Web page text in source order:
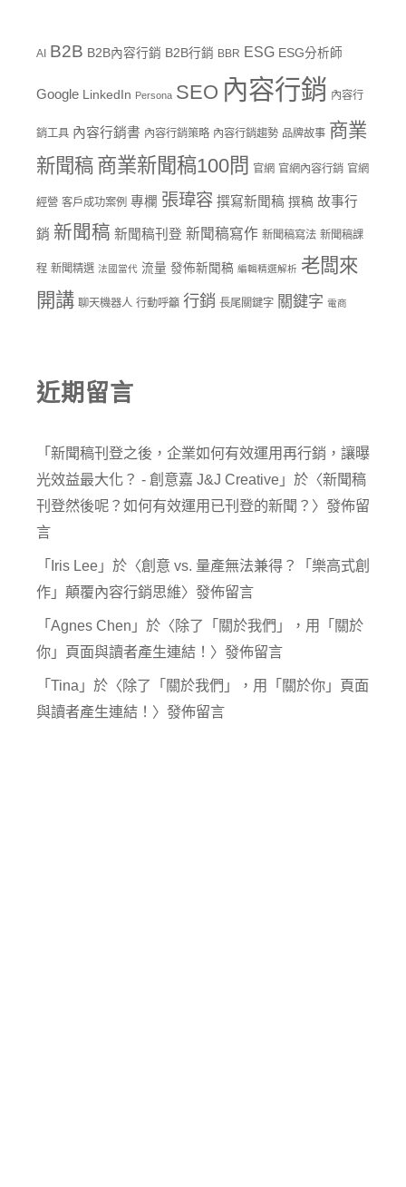
AI B2B B2B內容行銷 B2B行銷 BBR ESG ESG分析師
Google LinkedIn Persona SEO 內容行銷 內容行
銷工具 內容行銷書 內容行銷策略 內容行銷趨勢 品牌故事 商業
新聞稿 商業新聞稿100問 官網 官網內容行銷 官網
經營 客戶成功案例 專欄 張瑋容 撰寫新聞稿 撰稿 故事行
銷 新聞稿 新聞稿刊登 新聞稿寫作 新聞稿寫法 新聞稿課
程 新聞精選 法國當代 流量 發佈新聞稿 編輯精選解析 老闆來
開講 聊天機器人 行動呼籲 行銷 長尾關鍵字 關鍵字 電商
近期留言
「 新聞稿刊登之後，企業如何有效運用再行銷，讓曝
光效益最大化？ - 創意嘉 J&J Creative 」於〈新聞稿
刊登然後呢？如何有效運用已刊登的新聞？ 〉發佈留
言
「 Iris Lee 」於〈創意 vs. 量產無法兼得？「樂高式創
作」顛覆內容行銷思維〉發佈留言
「 Agnes Chen 」於〈除了「關於我們」，用「關於
你」頁面與讀者產生連結！ 〉發佈留言
「 Tina 」於〈除了「關於我們」，用「關於你」頁面
與讀者產生連結！ 〉發佈留言